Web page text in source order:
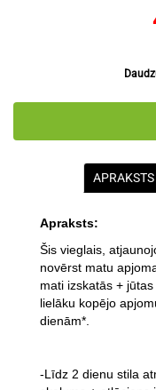
APRAKSTS
Apraksts:
Šis vieglais,
novērst matu
mati izskatās +
lielāku kopējo
dienām*.
-Līdz 2 dienu stila